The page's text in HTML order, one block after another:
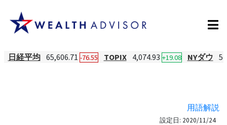
日経平均 65,606.71 -76.55 TOPIX 4,074.93 +19.08 NYダウ
用語解説
設定日: 2020/11/24